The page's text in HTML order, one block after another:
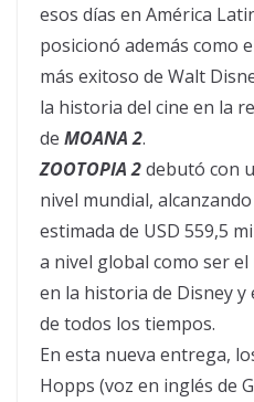
esos días en América
posicionó además como
más exitoso de Walt
la historia del cine en la
de MOANA 2.
ZOOTOPIA 2debutó con
nivel mundial,
estimada de USD 559,5
a nivel global como ser
en la historia de Disney
de todos los tiempos.
En esta nueva entrega,
Hopps (voz en inglés de